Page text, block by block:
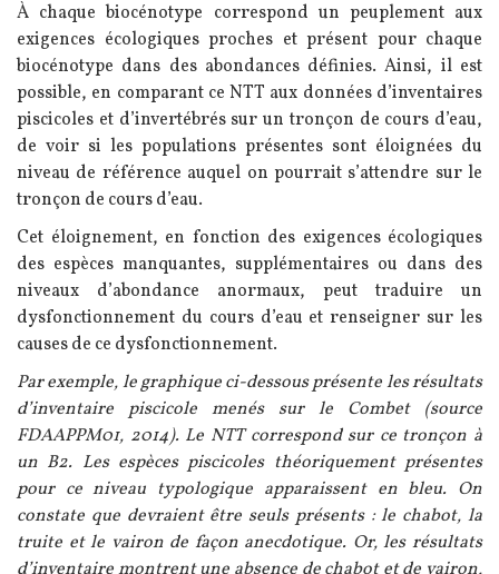
À chaque biocénotype correspond un peuplement aux
exigences écologiques proches et présent pour chaque
biocénotype dans des abondances définies. Ainsi, il est
possible, en comparant ce NTT aux données d’inventaires
piscicoles et d’invertébrés sur un tronçon de cours d’eau,
de voir si les populations présentes sont éloignées du
niveau de référence auquel on pourrait s’attendre sur le
tronçon de cours d’eau.
Cet éloignement, en fonction des exigences écologiques
des espèces manquantes, supplémentaires ou dans des
niveaux d’abondance anormaux, peut traduire un
dysfonctionnement du cours d’eau et renseigner sur les
causes de ce dysfonctionnement.
Par exemple, le graphique ci-dessous présente les résultats
d’inventaire piscicole menés sur le Combet (source
FDAAPPM01, 2014). Le NTT correspond sur ce tronçon à
un B2. Les espèces piscicoles théoriquement présentes
pour ce niveau typologique apparaissent en bleu. On
constate que devraient être seuls présents : le chabot, la
truite et le vairon de façon anecdotique. Or, les résultats